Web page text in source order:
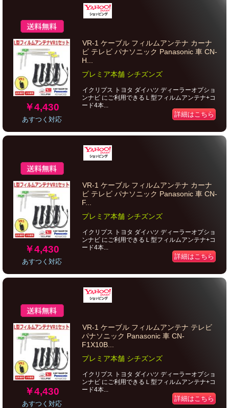
￥4,430
あすつく対応
VR-1 ケーブル フィルムアンテナ カーナ
ビ テレビ パナソニック Panasonic 車 CN-
H...
プレミア本舗 シチズンズ
イクリプス トヨタ ダイハツ ディーラーオプショ
ンナビ にご利用できるＬ型フィルムアンテナ+コ
ード4本...
詳細はこちら
￥4,430
あすつく対応
VR-1 ケーブル フィルムアンテナ カーナ
ビ テレビ パナソニック Panasonic 車 CN-
F...
プレミア本舗 シチズンズ
イクリプス トヨタ ダイハツ ディーラーオプショ
ンナビ にご利用できるＬ型フィルムアンテナ+コ
ード4本...
詳細はこちら
￥4,430
あすつく対応
VR-1 ケーブル フィルムアンテナ テレビ
パナソニック Panasonic 車 CN-
F1X10B...
プレミア本舗 シチズンズ
イクリプス トヨタ ダイハツ ディーラーオプショ
ンナビ にご利用できるＬ型フィルムアンテナ+コ
ード4本...
詳細はこちら